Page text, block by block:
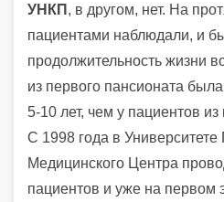
УНКП , в другом, нет. На
пациентами наблюдали, и
продолжительность жизни
из первого пансионата
5-10 лет, чем у пациентов
С 1998 года в Университете
Медицинского Центра
пациентов и уже на первом